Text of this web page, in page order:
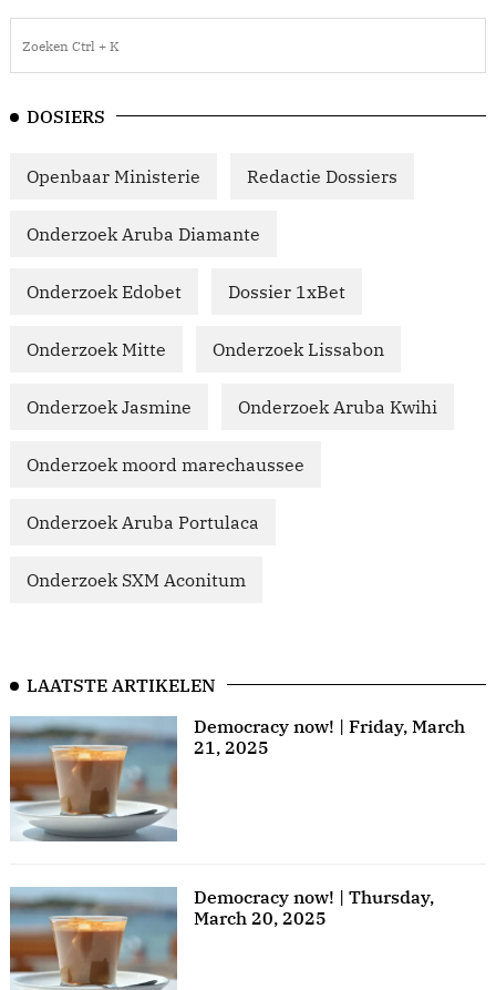
DOSIERS
Openbaar Ministerie Redactie Dossiers
Onderzoek Aruba Diamante
Onderzoek Edobet Dossier 1xBet
Onderzoek Mitte Onderzoek Lissabon
Onderzoek Jasmine Onderzoek Aruba Kwihi
Onderzoek moord marechaussee
Onderzoek Aruba Portulaca
Onderzoek SXM Aconitum
LAATSTE ARTIKELEN
Democracy now! | Friday, March
21, 2025
Democracy now! | Thursday,
March 20, 2025